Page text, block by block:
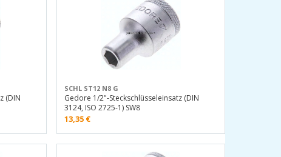
(DIN
SCHL ST12 N8 G
Gedore 1/2"-Steckschlüsseleinsatz (DIN
3124, ISO 2725-1) SW8
13,35 €